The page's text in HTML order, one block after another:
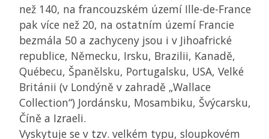
než 140, na francouzském území Ille-de-France
pak více než 20, na ostatním území Francie
bezmála 50 a zachyceny jsou i v Jihoafrické
republice, Německu, Irsku, Brazilii, Kanadě,
Québecu, Španělsku, Portugalsku, USA, Velké
Británii (v Londýně v zahradě „Wallace
Collection“) Jordánsku, Mosambiku, Švýcarsku,
Číně a Izraeli.
Vyskytuje se v tzv. velkém typu, sloupkovém